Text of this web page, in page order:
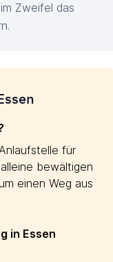
Zweifel das
für
bewältigen
einen Weg aus
in Essen